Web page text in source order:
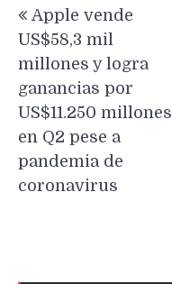
de
entradas
Apple vende
US$58,3 mil
millones y logra
ganancias por
US$11.250 millones
en Q2 pese a
pandemia de
coronavirus